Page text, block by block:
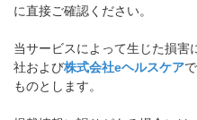
に直接ご確認ください。
当サービスによって生じた損害
社および株式会社eヘルスケア
ものとします。